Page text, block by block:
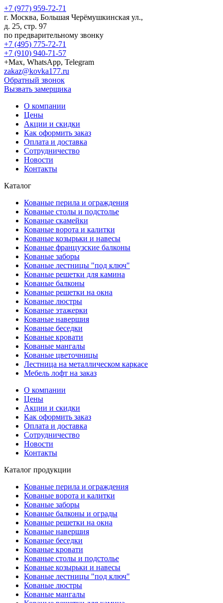
+7 (977) 959-72-71
г. Москва, Большая Черёмушкинская ул.,
д. 25, стр. 97
по предварительному звонку
+7 (495) 775-72-71
+7 (910) 940-71-57
+Max, WhatsApp, Telegram
zakaz@kovka177.ru
Обратный звонок
Вызвать замерщика
О компании
Цены
Акции и скидки
Как оформить заказ
Оплата и доставка
Сотрудничество
Новости
Контакты
Каталог
Кованые перила и ограждения
Кованые столы и подстолье
Кованые скамейки
Кованые ворота и калитки
Кованые козырьки и навесы
Кованые французские балконы
Кованые заборы
Кованые лестницы "под ключ"
Кованые решетки для камина
Кованые балконы
Кованые решетки на окна
Кованые люстры
Кованые этажерки
Кованые навершия
Кованые беседки
Кованые кровати
Кованые мангалы
Кованые цветочницы
Лестница на металлическом каркасе
Мебель лофт на заказ
О компании
Цены
Акции и скидки
Как оформить заказ
Оплата и доставка
Сотрудничество
Новости
Контакты
Каталог продукции
Кованые перила и ограждения
Кованые ворота и калитки
Кованые заборы
Кованые балконы и ограды
Кованые решетки на окна
Кованые навершия
Кованые беседки
Кованые кровати
Кованые столы и подстолье
Кованые козырьки и навесы
Кованые лестницы "под ключ"
Кованые люстры
Кованые мангалы